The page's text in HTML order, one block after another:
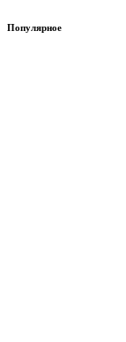
Популярное